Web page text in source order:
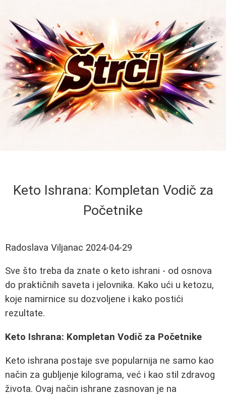
Keto Ishrana: Kompletan Vodič za
Početnike
Radoslava Viljanac 2024-04-29
Sve što treba da znate o keto ishrani - od osnova
do praktičnih saveta i jelovnika. Kako ući u ketozu,
koje namirnice su dozvoljene i kako postići
rezultate.
Keto Ishrana: Kompletan Vodič za Početnike
Keto ishrana postaje sve popularnija ne samo kao
način za gubljenje kilograma, već i kao stil zdravog
života. Ovaj način ishrane zasnovan je na